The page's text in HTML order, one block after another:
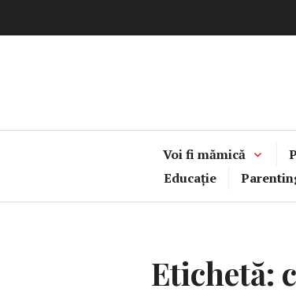
la
Voi fi mămică
Educație
Etichetă: